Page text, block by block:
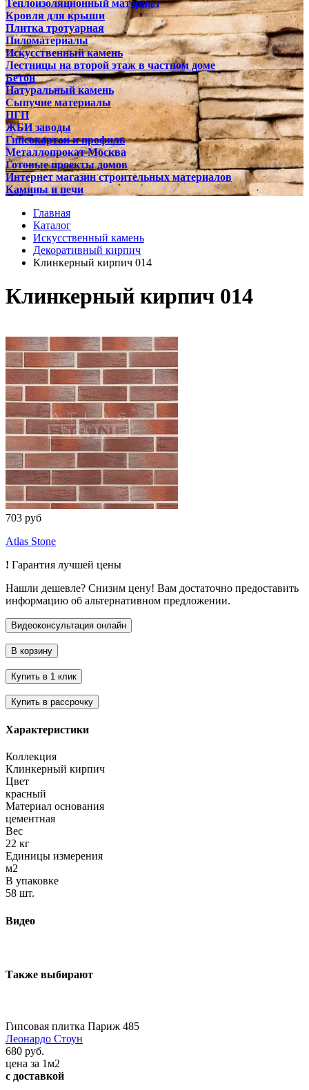
Теплоизоляционный материал
Кровля для крыши
Плитка тротуарная
Пиломатериалы
Искусственный камень
Лестницы на второй этаж в частном доме
Бетон
Натуральный камень
Сыпучие материалы
ПГП
ЖБИ заводы
Гипсокартон и профиль
Металлопрокат Москва
Готовые проекты домов
Интернет магазин строительных материалов
Камины и печи
Главная
Каталог
Искусственный камень
Декоративный кирпич
Клинкерный кирпич 014
Клинкерный кирпич 014
703 руб
Atlas Stone
! Гарантия лучшей цены
Нашли дешевле? Снизим цену! Вам достаточно предоставить
информацию об альтернативном предложении.
Характеристики
Коллекция
Клинкерный кирпич
Цвет
красный
Материал основания
цементная
Вес
22 кг
Единицы измерения
м2
В упаковке
58 шт.
Видео
Также выбирают
Гипсовая плитка Париж 485
Леонардо Стоун
680 руб.
цена за 1м2
с доставкой